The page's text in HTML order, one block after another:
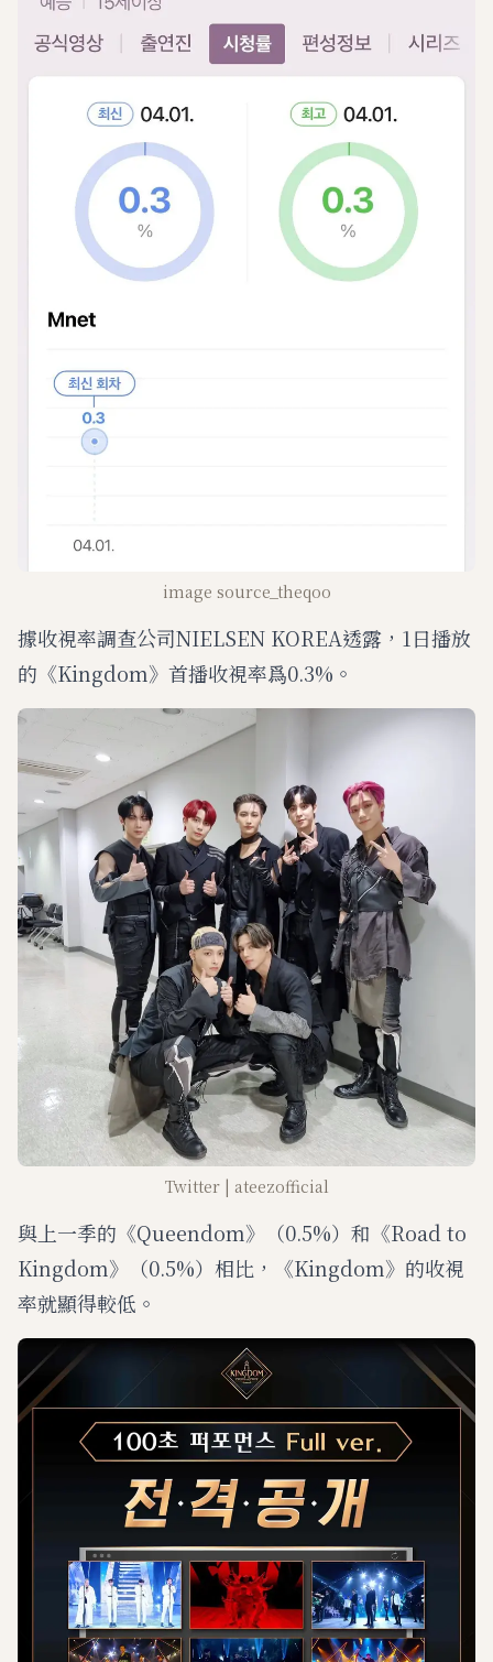
image source_theqoo
據收視率調查公司NIELSEN KOREA透露，1日播放
的《Kingdom》首播收視率爲0.3%。
Twitter | ateezofficial
與上一季的《Queendom》（0.5%）和《Road to
Kingdom》（0.5%）相比，《Kingdom》的收視
率就顯得較低。